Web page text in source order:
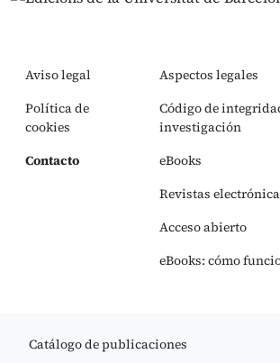
Aviso legal
Política de
cookies
Contacto
Aspectos legales
Código de
investigación
eBooks
Revistas
Acceso abierto
eBooks: cómo
Catálogo de publicaciones